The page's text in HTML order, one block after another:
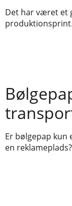
Det har været et
produktionsprint.
Er bølgepap kun
en reklameplads?